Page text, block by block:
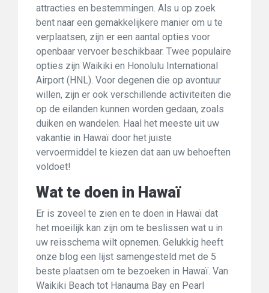
attracties en bestemmingen. Als u op zoek
bent naar een gemakkelijkere manier om u te
verplaatsen, zijn er een aantal opties voor
openbaar vervoer beschikbaar. Twee populaire
opties zijn Waikiki en Honolulu International
Airport (HNL). Voor degenen die op avontuur
willen, zijn er ook verschillende activiteiten die
op de eilanden kunnen worden gedaan, zoals
duiken en wandelen. Haal het meeste uit uw
vakantie in Hawaï door het juiste
vervoermiddel te kiezen dat aan uw behoeften
voldoet!
Wat te doen in Hawaï
Er is zoveel te zien en te doen in Hawaï dat
het moeilijk kan zijn om te beslissen wat u in
uw reisschema wilt opnemen. Gelukkig heeft
onze blog een lijst samengesteld met de 5
beste plaatsen om te bezoeken in Hawaï. Van
Waikiki Beach tot Hanauma Bay en Pearl